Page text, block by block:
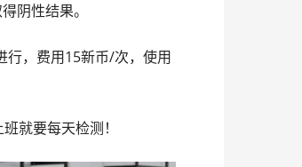
阴性结果。
行，费用15新币/次，使用
就要每天检测！